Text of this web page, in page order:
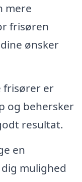
mere
frisøren
ønsker
frisører er
og behersker
resultat.
en
mulighed